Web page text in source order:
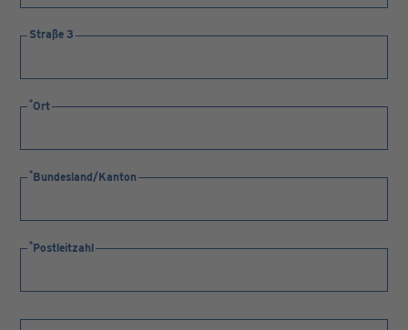
Straße 3
Ort
Bundesland/Kanton
Postleitzahl